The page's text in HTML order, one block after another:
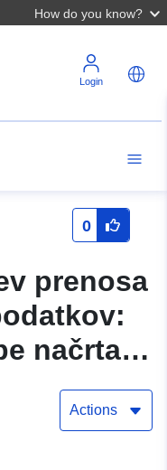
How do you know?
Login
0
prenosa
načrta
naravnih
Actions